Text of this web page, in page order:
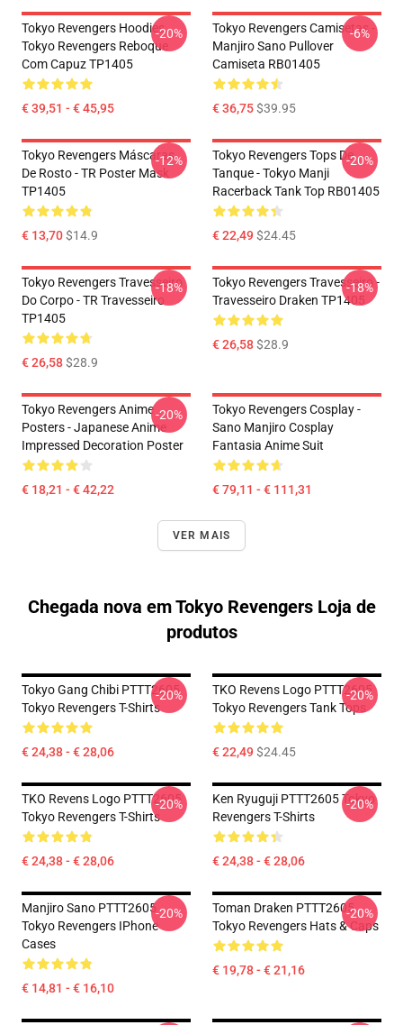
Tokyo Revengers Hoodies.
Tokyo Revengers Reboque
Com Capuz TP1405
€ 39,51 - € 45,95
-20%
Tokyo Revengers Camisetas -
Manjiro Sano Pullover
Camiseta RB01405
€ 36,75$39.95
-6%
Tokyo Revengers Máscaras
De Rosto - TR Poster Mask
TP1405
€ 13,70$14.9
-12%
Tokyo Revengers Tops De
Tanque - Tokyo Manji
Racerback Tank Top RB01405
€ 22,49$24.45
-20%
Tokyo Revengers Travesseiro
Do Corpo - TR Travesseiro
TP1405
€ 26,58$28.9
-18%
Tokyo Revengers Travesseiro -
Travesseiro Draken TP1405
€ 26,58$28.9
-18%
Tokyo Revengers Anime
Posters - Japanese Anime
Impressed Decoration Poster
€ 18,21 - € 42,22
-20%
Tokyo Revengers Cosplay -
Sano Manjiro Cosplay
Fantasia Anime Suit
€ 79,11 - € 111,31
VER MAIS
Chegada nova em Tokyo Revengers Loja de
produtos
Tokyo Gang Chibi PTTT2605
Tokyo Revengers T-Shirts
€ 24,38 - € 28,06
-20%
TKO Revens Logo PTTT2605
Tokyo Revengers Tank Tops
€ 22,49$24.45
-20%
TKO Revens Logo PTTT2605
Tokyo Revengers T-Shirts
€ 24,38 - € 28,06
-20%
Ken Ryuguji PTTT2605 Tokyo
Revengers T-Shirts
€ 24,38 - € 28,06
-20%
Manjiro Sano PTTT2605
Tokyo Revengers IPhone
Cases
€ 14,81 - € 16,10
-20%
Toman Draken PTTT2605
Tokyo Revengers Hats & Caps
€ 19,78 - € 21,16
-20%